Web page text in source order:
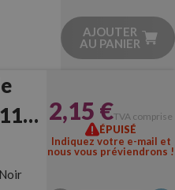
AJOUTER
AU PANIER
Noir
2,15 €TVA comprise
ÉPUISÉ
Indiquez votre e-mail et
nous vous préviendrons !